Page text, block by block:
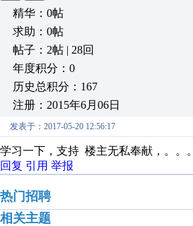
精华：0帖
求助：0帖
帖子：2帖 | 28回
年度积分：0
历史总积分：167
注册：2015年6月06日
发表于：2017-05-20 12:56:17
学习一下，支持 楼主无私奉献，。。。
回复 引用 举报
热门招聘
相关主题